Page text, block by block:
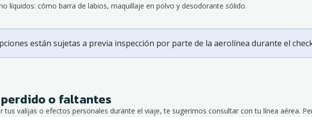
líquidos: cómo barra de labios, maquillaje en polvo y desodorante sólido.
están sujetas a previa inspección por parte de la aerolínea durante el
o faltantes
tus valijas o efectos personales durante el viaje, te sugerimos consultar con tu línea aérea.